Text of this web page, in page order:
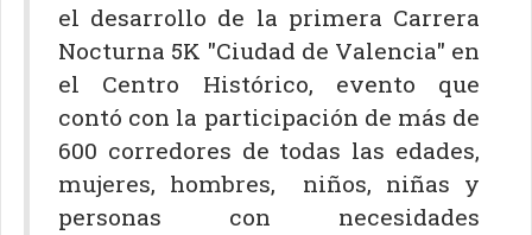
el desarrollo de la primera Carrera
Nocturna 5K "Ciudad de Valencia" en
el Centro Histórico, evento que
contó con la participación de más de
600 corredores de todas las edades,
mujeres, hombres, niños, niñas y
personas con necesidades